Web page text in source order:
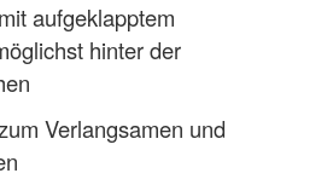
aufgeklapptem
hinter der
Verlangsamen und